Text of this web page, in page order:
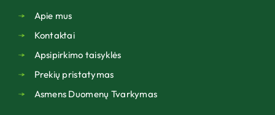
Apie mus
Kontaktai
Apsipirkimo taisyklės
Prekių pristatymas
Asmens Duomenų Tvarkymas